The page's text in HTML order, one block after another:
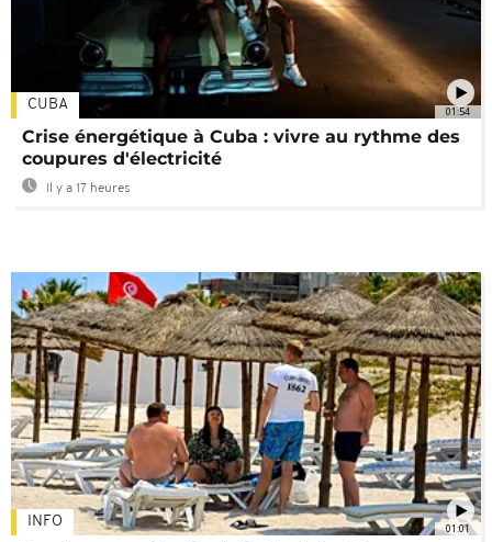
01:54
CUBA
Crise énergétique à Cuba : vivre au rythme des
coupures d'électricité
Il y a 17 heures
01:01
INFO